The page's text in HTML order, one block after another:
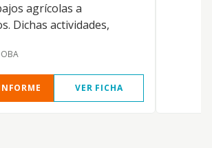
agrícolas a
Dichas actividades,
VER FICHA